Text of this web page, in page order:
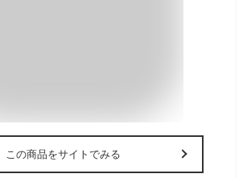
この商品をサイトでみる